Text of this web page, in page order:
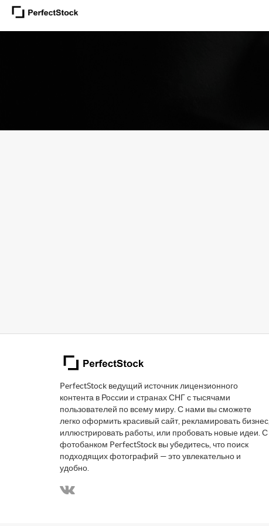
PerfectStock ведущий источник лицензионного
контента в России и странах СНГ с тысячами
пользователей по всему миру. С нами вы сможете
легко оформить красивый сайт, рекламировать бизнес,
иллюстрировать работы, или пробовать новые идеи. С
фотобанком PerfectStock вы убедитесь, что поиск
подходящих фотографий — это увлекательно и
удобно.